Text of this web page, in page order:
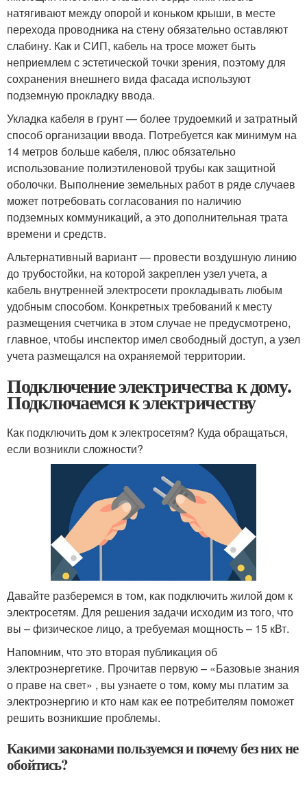
натягивают между опорой и коньком крыши, в месте
перехода проводника на стену обязательно оставляют
слабину. Как и СИП, кабель на тросе может быть
неприемлем с эстетической точки зрения, поэтому для
сохранения внешнего вида фасада используют
подземную прокладку ввода.
Укладка кабеля в грунт — более трудоемкий и затратный
способ организации ввода. Потребуется как минимум на
14 метров больше кабеля, плюс обязательно
использование полиэтиленовой трубы как защитной
оболочки. Выполнение земельных работ в ряде случаев
может потребовать согласования по наличию
подземных коммуникаций, а это дополнительная трата
времени и средств.
Альтернативный вариант — провести воздушную линию
до трубостойки, на которой закреплен узел учета, а
кабель внутренней электросети прокладывать любым
удобным способом. Конкретных требований к месту
размещения счетчика в этом случае не предусмотрено,
главное, чтобы инспектор имел свободный доступ, а узел
учета размещался на охраняемой территории.
Подключение электричества к дому.
Подключаемся к электричеству
Как подключить дом к электросетям? Куда обращаться,
если возникли сложности?
Давайте разберемся в том, как подключить жилой дом к
электросетям. Для решения задачи исходим из того, что
вы – физическое лицо, а требуемая мощность – 15 кВт.
Напомним, что это вторая публикация об
электроэнергетике. Прочитав первую – «Базовые знания
о праве на свет» , вы узнаете о том, кому мы платим за
электроэнергию и кто нам как ее потребителям поможет
решить возникшие проблемы.
Какими законами пользуемся и почему без них не
обойтись?